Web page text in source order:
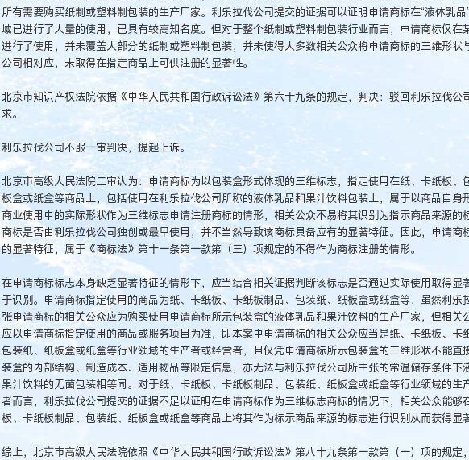
所有需要购买纸制或塑料制包装的生产厂家。利乐拉伐公司提交的证据可以证明申请商标在“液体乳品
域已进行了大量的使用，已具有较高知名度。但对于整个纸制或塑料制包装行业而言，申请商标仅在
进行了使用，并未覆盖大部分的纸制或塑料制包装，并未使得大多数相关公众将申请商标的三维形状
公司相对应，未取得在指定商品上可供注册的显著性。
北京市知识产权法院依据《中华人民共和国行政诉讼法》第六十九条的规定，判决：驳回利乐拉伐公
求。
利乐拉伐公司不服一审判决，提起上诉。
北京市高级人民法院二审认为：申请商标为以包装盒形式体现的三维标志，指定使用在纸、卡纸板、
板盒或纸盒等商品上，包括使用在利乐拉伐公司所称的液体乳品和果汁饮料包装上，属于以商品自身
商业使用中的实际形状作为三维标志申请注册商标的情形，相关公众不易将其识别为指示商品来源的
商标是否由利乐拉伐公司独创或最早使用，并不当然导致该商标具备应有的显著特征。因此，申请商
的显著特征，属于《商标法》第十一条第一款第（三）项规定的不得作为商标注册的情形。
在申请商标标志本身缺乏显著特征的情形下，应当结合相关证据判断该标志是否通过实际使用取得显
于识别。申请商标指定使用的商品为纸、卡纸板、卡纸板制品、包装纸、纸板盒或纸盒等，虽然利乐
张申请商标的相关公众应为购买使用申请商标所示包装盒的液体乳品和果汁饮料的生产厂家，但相关
应以申请商标指定使用的商品或服务项目为准，即本案中申请商标的相关公众应当是纸、卡纸板、卡
包装纸、纸板盒或纸盒等行业领域的生产者或经营者，且仅凭申请商标所示包装盒的三维形状不能直
装盒的内部结构、制造成本、适用物品等限定信息，亦无法与利乐拉伐公司所主张的常温储存条件下
果汁饮料的无菌包装相等同。对于纸、卡纸板、卡纸板制品、包装纸、纸板盒或纸盒等行业领域的生
者而言，利乐拉伐公司提交的证据不足以证明在申请商标作为三维标志商标的情况下，相关公众能够
板、卡纸板制品、包装纸、纸板盒或纸盒等商品上将其作为标示商品来源的标志进行识别从而获得显
综上，北京市高级人民法院依照《中华人民共和国行政诉讼法》第八十九条第一款第（一）项的规定